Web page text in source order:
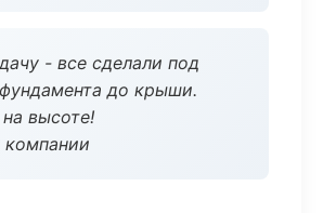
- все сделали под
до крыши.
высоте!